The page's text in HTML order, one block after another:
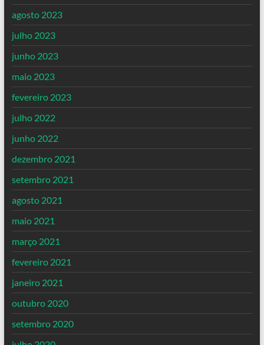
agosto 2023
julho 2023
junho 2023
maio 2023
fevereiro 2023
julho 2022
junho 2022
dezembro 2021
setembro 2021
agosto 2021
maio 2021
março 2021
fevereiro 2021
janeiro 2021
outubro 2020
setembro 2020